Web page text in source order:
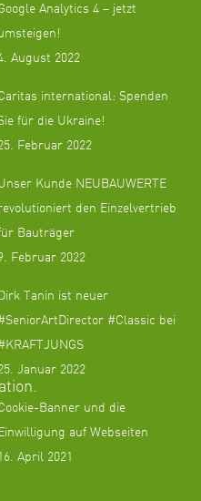
Analytics 4 – jetzt
August 2022
international: Spenden
für die Ukraine!
Februar 2022
Kunde NEUBAUWERTE
den Einzelvertrieb
Bauträger
Februar 2022
Dirk Tanin ist neuer
#Classic bei
Januar 2022
Banner und die
Einwilligung auf Webseiten
16. April 2021